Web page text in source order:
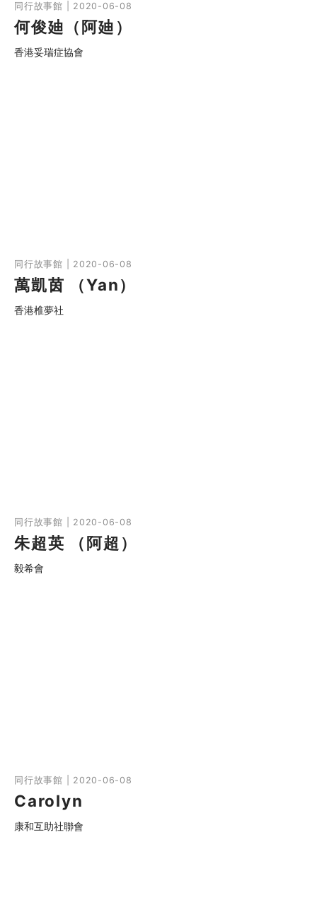
同行故事館 | 2020-06-08
何俊廸（阿廸）
香港妥瑞症協會
同行故事館 | 2020-06-08
萬凱茵 （Yan）
香港椎夢社
同行故事館 | 2020-06-08
朱超英 （阿超）
毅希會
同行故事館 | 2020-06-08
Carolyn
康和互助社聯會